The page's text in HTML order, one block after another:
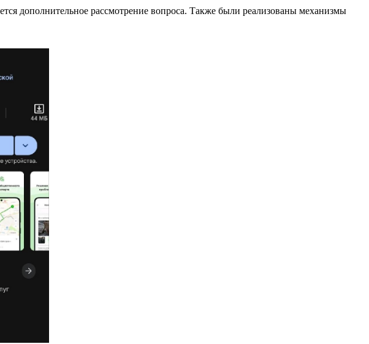
дополнительное рассмотрение вопроса. Также были реализованы механизмы